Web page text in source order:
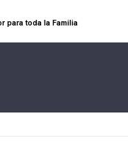
para toda la Familia